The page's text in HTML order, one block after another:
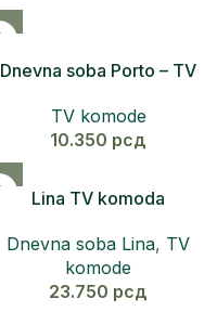
Dnevna soba Porto – TV
TV komode
10.350 рсд
Lina TV komoda
Dnevna soba Lina, TV
komode
23.750 рсд